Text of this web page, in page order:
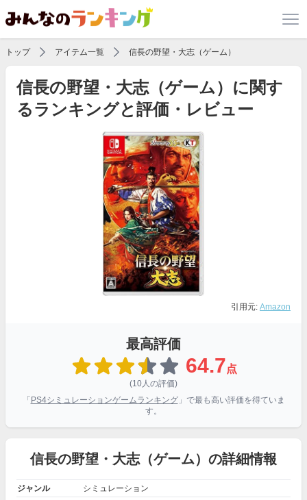
トップ アイテム一覧 信長の野望・大志（ゲーム）
信長の野望・大志（ゲーム）に関す
るランキングと評価・レビュー
引用元: Amazon
最高評価
64.7点
(10人の評価)
「 PS4シミュレーションゲームランキング」で最も高い評価を得ていま
す。
信長の野望・大志（ゲーム）の詳細情報
ジャンル
シミュレーション